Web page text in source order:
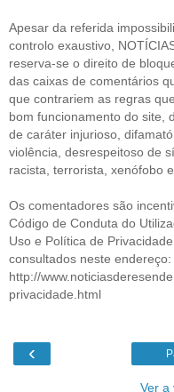
Apesar da referida
controlo exaustivo,
reserva-se o direito de
das caixas de comentários
que contrariem as regras
bom funcionamento do site,
de caráter injurioso,
violência, desrespeitoso de
racista, terrorista, xenófobo
Os comentadores são
Código de Conduta do
Uso e Política de
consultados neste endereço:
http://
privacidade.html
‹
Ver a